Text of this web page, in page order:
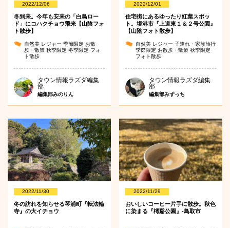
2022/12/06
冬到来。今年も安来の「白鳥ロー
ド」にコハクチョウ飛来【山陰フォ
ト散歩】
自然美 レジャー 季節限定 お散
歩・散策 秋季限定 冬季限定 フォ
ト散歩
タウン情報ラズダ編集
部
編集部みのりん
2022/12/01
住宅街にあるゆったり紅葉スポッ
ト。境港市『上道東１＆２号公園』
【山陰フォト散歩】
自然美 レジャー子連れ・家族旅行
季節限定 お散歩・散策秋季限定
フォト散歩
タウン情報ラズダ編集
部
編集部みずっち
2022/11/30
冬の訪れを知らせる琴浦町『転法輪
寺』の大イチョウ
2022/11/29
おいしいコーヒー片手に散歩。秋色
に染まる『樗谿公園』-鳥取市